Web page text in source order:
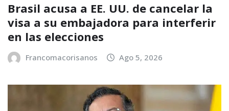
Brasil acusa a EE. UU. de cancelar la
visa a su embajadora para interferir
en las elecciones
Francomacorisanos Ago 5, 2026